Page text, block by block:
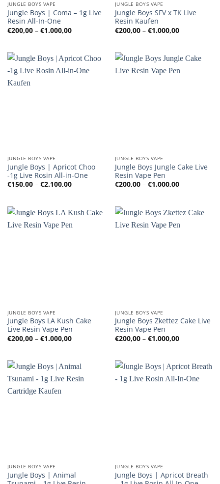
JUNGLE BOYS VAPE
Jungle Boys | Coma – 1g Live
Resin All-In-One
€200,00 – €1.000,00Preisspanne:
€200,00
JUNGLE BOYS VAPE
Jungle Boys SFV x TK Live
Resin Kaufen
€200,00 – €1.000,00
€200,00
JUNGLE BOYS VAPE
Jungle Boys | Apricot Choo
-1g Live Rosin All-in-One
€150,00 – €2.100,00Preisspanne:
JUNGLE BOYS VAPE
Jungle Boys Jungle Cake Live
Resin Vape Pen
€200,00 – €1.000,00
JUNGLE BOYS VAPE
Jungle Boys LA Kush Cake
Live Resin Vape Pen
€200,00 – €1.000,00Preisspanne:
€200,00
JUNGLE BOYS VAPE
Jungle Boys Zkettez Cake Live
Resin Vape Pen
€200,00 – €1.000,00
€200,00
JUNGLE BOYS VAPE
Jungle Boys | Animal
JUNGLE BOYS VAPE
Jungle Boys | Apricot Breath